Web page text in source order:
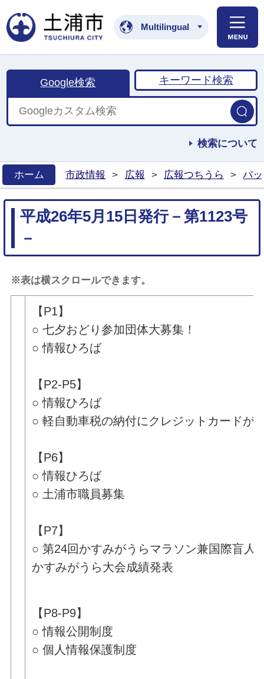
土浦市公式ホームペ
Multilingual
Google検索 キーワード検索
検索について
ホーム
市政情報 > 広報 > 広報つちうら > バ
平成26年5月15日発行－第1123号
－
※表は横スクロールできます。
【P1】
○ 七夕おどり参加団体大募集！
○ 情報ひろば
【P2-P5】
○ 情報ひろば
○ 軽自動車税の納付にクレジットカードが
【P6】
○ 情報ひろば
○ 土浦市職員募集
【P7】
○ 第24回かすみがうらマラソン兼国際盲人
かすみがうら大会成績発表
【P8-P9】
○ 情報公開制度
○ 個人情報保護制度